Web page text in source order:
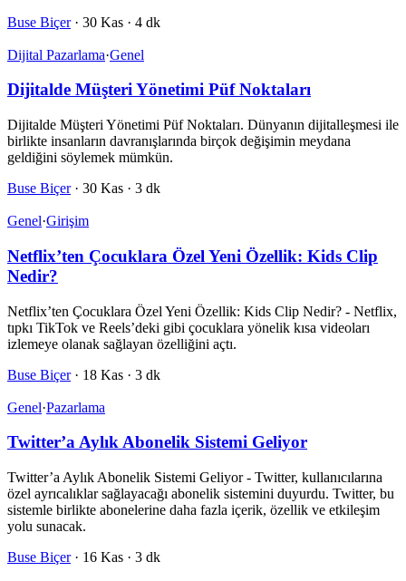
Buse Biçer · 30 Kas · 4 dk
Dijital Pazarlama·Genel
Dijitalde Müşteri Yönetimi Püf Noktaları
Dijitalde Müşteri Yönetimi Püf Noktaları. Dünyanın dijitalleşmesi ile
birlikte insanların davranışlarında birçok değişimin meydana
geldiğini söylemek mümkün.
Buse Biçer · 30 Kas · 3 dk
Genel·Girişim
Netflix’ten Çocuklara Özel Yeni Özellik: Kids Clip
Nedir?
Netflix’ten Çocuklara Özel Yeni Özellik: Kids Clip Nedir? - Netflix,
tıpkı TikTok ve Reels’deki gibi çocuklara yönelik kısa videoları
izlemeye olanak sağlayan özelliğini açtı.
Buse Biçer · 18 Kas · 3 dk
Genel·Pazarlama
Twitter’a Aylık Abonelik Sistemi Geliyor
Twitter’a Aylık Abonelik Sistemi Geliyor - Twitter, kullanıcılarına
özel ayrıcalıklar sağlayacağı abonelik sistemini duyurdu. Twitter, bu
sistemle birlikte abonelerine daha fazla içerik, özellik ve etkileşim
yolu sunacak.
Buse Biçer · 16 Kas · 3 dk